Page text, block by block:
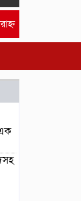
গাজীপুর সংবাদ